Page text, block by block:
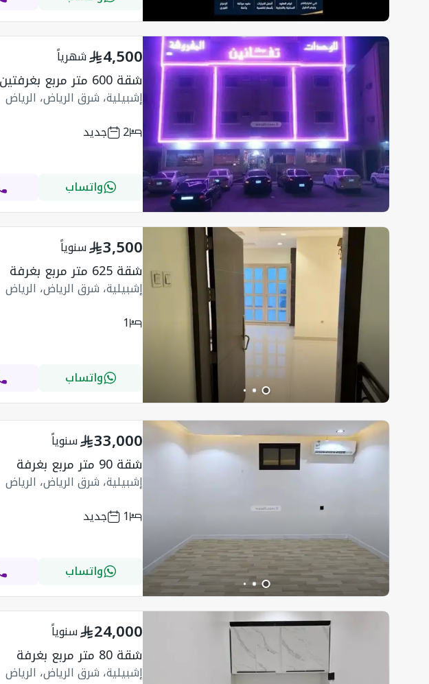
شهرياً 4,500
شقة 600 متر مربع بغرفتين
إشبيلية، شرق الرياض، الرياض
2
جديد
واتساب
سنوياً 3,500
شقة 625 متر مربع بغرفة
إشبيلية، شرق الرياض، الرياض
1
واتساب
سنوياً 33,000
شقة 90 متر مربع بغرفة
إشبيلية، شرق الرياض، الرياض
1
جديد
واتساب
سنوياً 24,000
شقة 80 متر مربع بغرفة
إشبيلية، شرق الرياض، الرياض